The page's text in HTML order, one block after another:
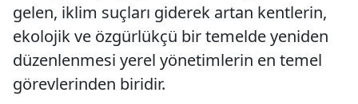
gelen, iklim suçları giderek artan kentlerin,
ekolojik ve özgürlükçü bir temelde yeniden
düzenlenmesi yerel yönetimlerin en temel
görevlerinden biridir.